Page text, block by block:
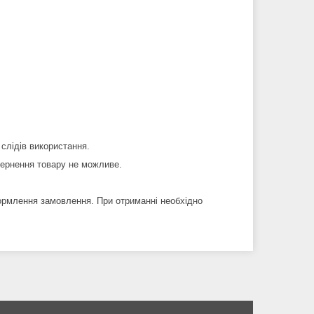
використання.
товару не можливе.
замовлення. При отриманні необхідно